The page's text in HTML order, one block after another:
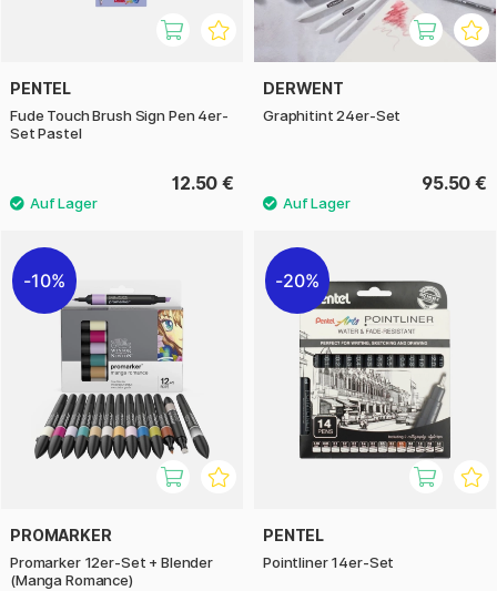
PENTEL
Fude Touch Brush Sign Pen 4er-
Set Pastel
12.50 €
DERWENT
Graphitint 24er-Set
95.50 €
10%
PROMARKER
Promarker 12er-Set + Blender
(Manga Romance)
20%
PENTEL
Pointliner 14er-Set